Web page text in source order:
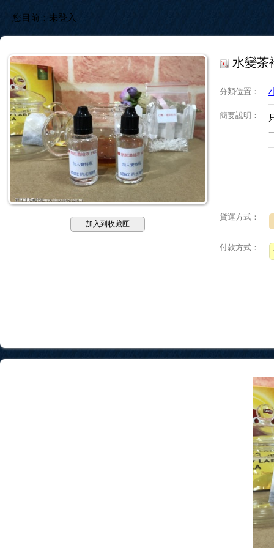
您目前： 未登入
加入到收藏匣
水變茶
分類位置 ：
簡要說明 ：
貨運方式：
付款方式：